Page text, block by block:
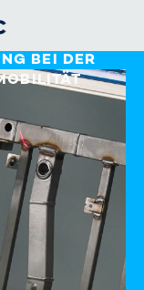
BEI DER